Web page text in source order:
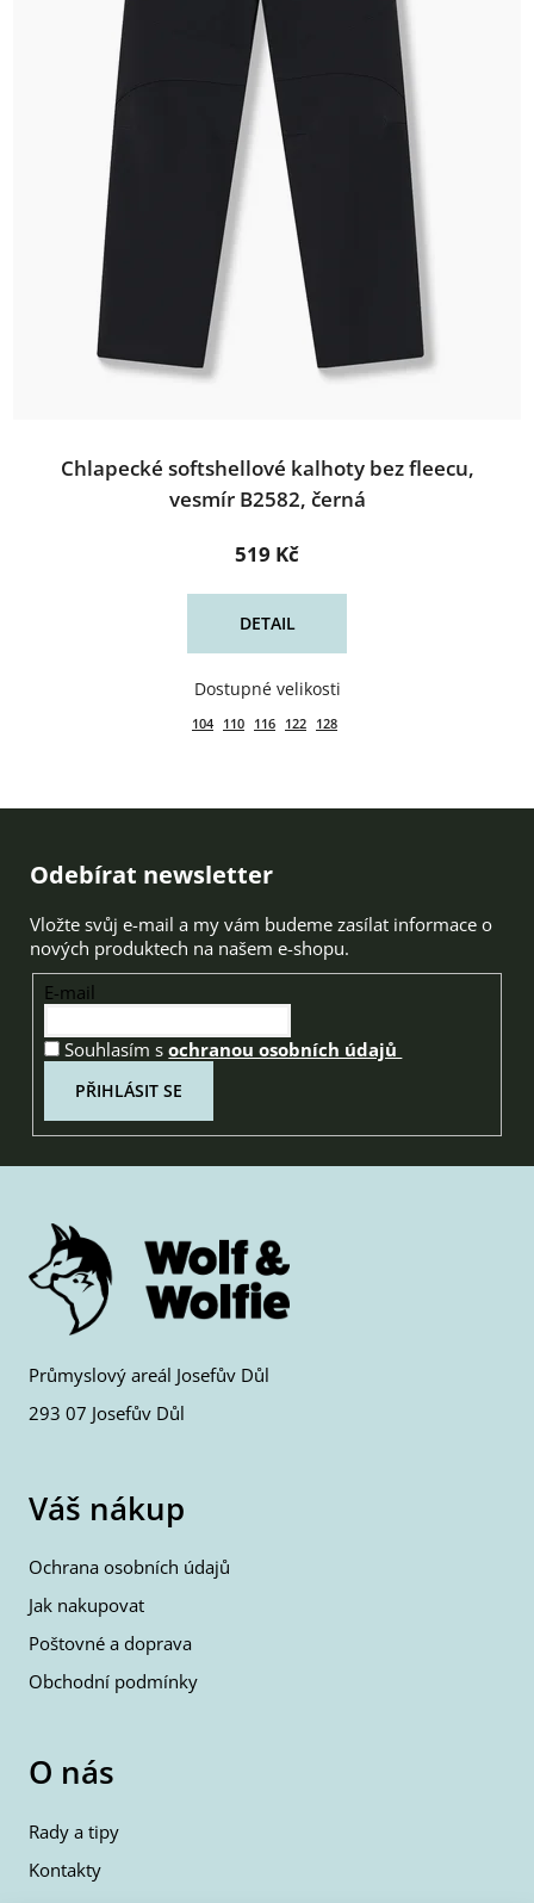
Chlapecké softshellové kalhoty bez fleecu,
vesmír B2582, černá
519 Kč
DETAIL
104 110 116 122 128
Zápatí
Odebírat newsletter
Vložte svůj e-mail a my vám budeme zasílat informace o
nových produktech na našem e-shopu.
E-mail
Souhlasím sochranou osobních údajů
PŘIHLÁSIT SE
Průmyslový areál Josefův Důl
293 07 Josefův Důl
Váš nákup
Ochrana osobních údajů
Jak nakupovat
Poštovné a doprava
Obchodní podmínky
O nás
Rady a tipy
Kontakty